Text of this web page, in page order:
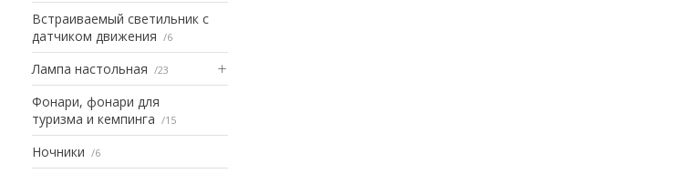
Встраиваемый светильник с
датчиком движения
6
Лампа настольная 23
Фонари, фонари для
туризма и кемпинга
15
Ночники 6